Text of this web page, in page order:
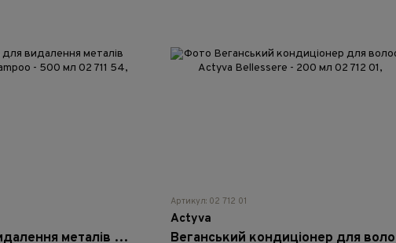
Шампунь для видалення металів Actyva M Detox Shampoo - 500 мл
Артикул: 02 712 01
Actyva